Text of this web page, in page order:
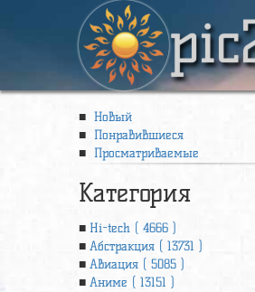
Новый
Понравившиеся
Просматриваемые
Категория
Hi-tech ( 4666 )
Абстракция ( 13731 )
Авиация ( 5085 )
Аниме ( 13151 )